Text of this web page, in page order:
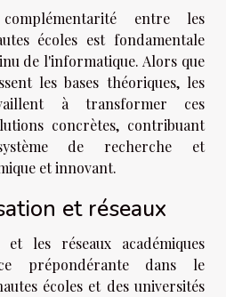
entre les
écoles est fondamentale
de l'informatique. Alors que
les bases théoriques, les
à transformer ces
concrètes, contribuant
de recherche et
et innovant.
et réseaux
et les réseaux académiques
prépondérante dans le
écoles et des universités